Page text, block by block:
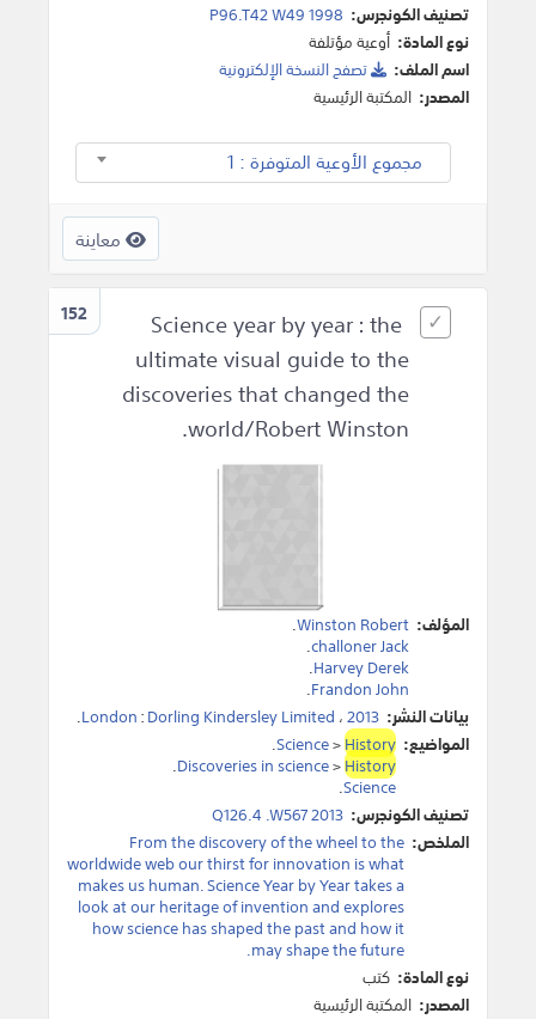
تصنيف الكونجرس: P96.T42 W49 1998
نوع المادة: أوعية مؤتلفة
اسم الملف:
تصفح النسخة اﻹلكترونية
المصدر: المكتبة الرئيسية
مجموع الأوعية المتوفرة : 1
معاينة
152
Science year by year : the
ultimate visual guide to the
discoveries that changed the
world/Robert Winston.
المؤلف: Winston Robert
.
challoner Jack
.
Harvey Derek
.
Frandon John
.
بيانات النشر:
London:Dorling Kindersley Limited ،2013
.
المواضيع:
Science>History
.
Discoveries in science>History
.
Science
.
تصنيف الكونجرس: Q126.4 .W567 2013
الملخص: From the discovery of the wheel to the
worldwide web our thirst for innovation is what
makes us human. Science Year by Year takes a
look at our heritage of invention and explores
how science has shaped the past and how it
may shape the future.
نوع المادة: كتب
المصدر: المكتبة الرئيسية